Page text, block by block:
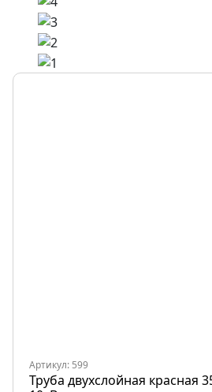
Артикул: 599
Труба двухслойная красная